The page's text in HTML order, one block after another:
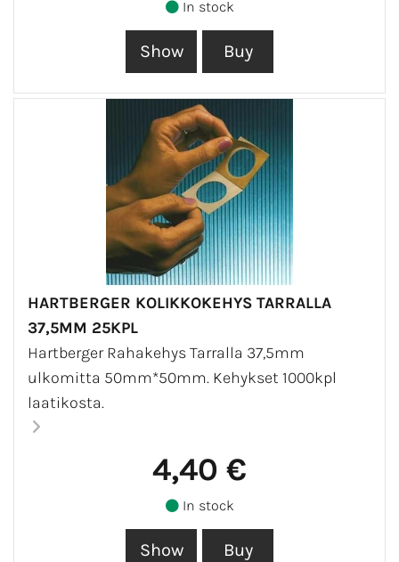
In stock
HARTBERGER KOLIKKOKEHYS TARRALLA
37,5MM 25KPL
Hartberger Rahakehys Tarralla 37,5mm
ulkomitta 50mm*50mm. Kehykset 1000kpl
laatikosta.
4,40 €
In stock